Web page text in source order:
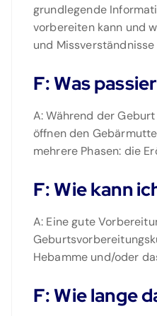
grundlegende
vorbereiten kann und
und
F: Was
A: Während der
öffnen den
mehrere Phasen: die
F: Wie kann
A: Eine gute
Hebamme und/oder
F: Wie lange